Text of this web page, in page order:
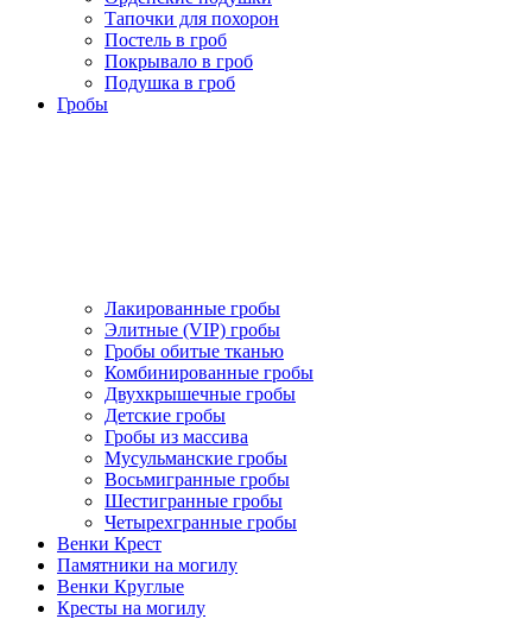
Тапочки для похорон
Постель в гроб
Покрывало в гроб
Подушка в гроб
Гробы
Лакированные гробы
Элитные (VIP) гробы
Гробы обитые тканью
Комбинированные гробы
Двухкрышечные гробы
Детские гробы
Гробы из массива
Мусульманские гробы
Восьмигранные гробы
Шестигранные гробы
Четырехгранные гробы
Венки Крест
Памятники на могилу
Венки Круглые
Кресты на могилу